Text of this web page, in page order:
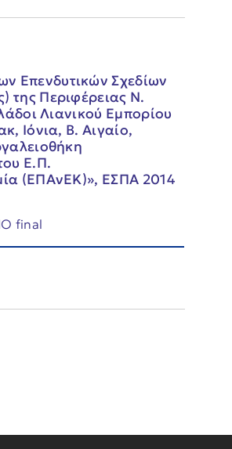
Επενδυτικών Σχεδίων
της Περιφέρειας Ν.
Λιανικού Εμπορίου
Ιόνια, Β. Αιγαίο,
Ε.Π.
(ΕΠΑνΕΚ)», ΕΣΠΑ 2014
final